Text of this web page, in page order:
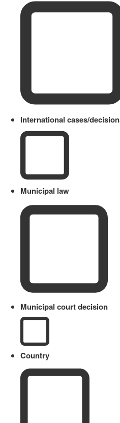
International cases/
Municipal law
Municipal court decision
Country